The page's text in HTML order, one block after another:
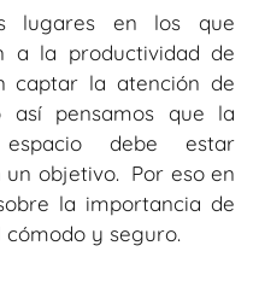
lugares en los que
a la productividad de
captar la atención de
así pensamos que la
debe estar
objetivo. Por eso en
la importancia de
cómodo y seguro.